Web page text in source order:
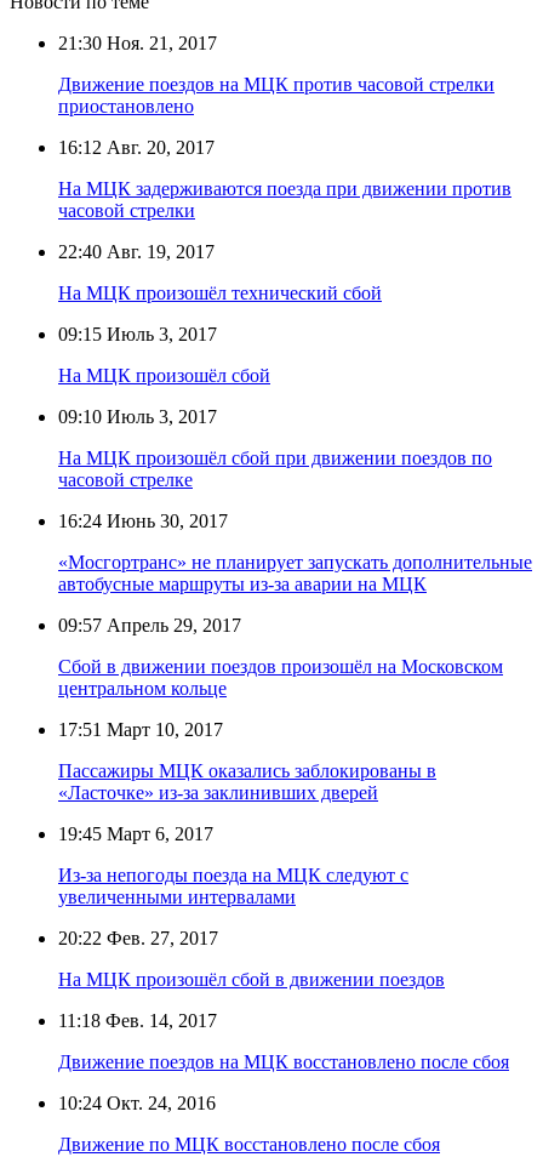
21:30 Ноя. 21, 2017
Движение поездов на МЦК против часовой стрелки
приостановлено
16:12 Авг. 20, 2017
На МЦК задерживаются поезда при движении против
часовой стрелки
22:40 Авг. 19, 2017
На МЦК произошёл технический сбой
09:15 Июль 3, 2017
На МЦК произошёл сбой
09:10 Июль 3, 2017
На МЦК произошёл сбой при движении поездов по
часовой стрелке
16:24 Июнь 30, 2017
«Мосгортранс» не планирует запускать дополнительные
автобусные маршруты из-за аварии на МЦК
09:57 Апрель 29, 2017
Сбой в движении поездов произошёл на Московском
центральном кольце
17:51 Март 10, 2017
Пассажиры МЦК оказались заблокированы в
«Ласточке» из-за заклинивших дверей
19:45 Март 6, 2017
Из-за непогоды поезда на МЦК следуют с
увеличенными интервалами
20:22 Фев. 27, 2017
На МЦК произошёл сбой в движении поездов
11:18 Фев. 14, 2017
Движение поездов на МЦК восстановлено после сбоя
10:24 Окт. 24, 2016
Движение по МЦК восстановлено после сбоя